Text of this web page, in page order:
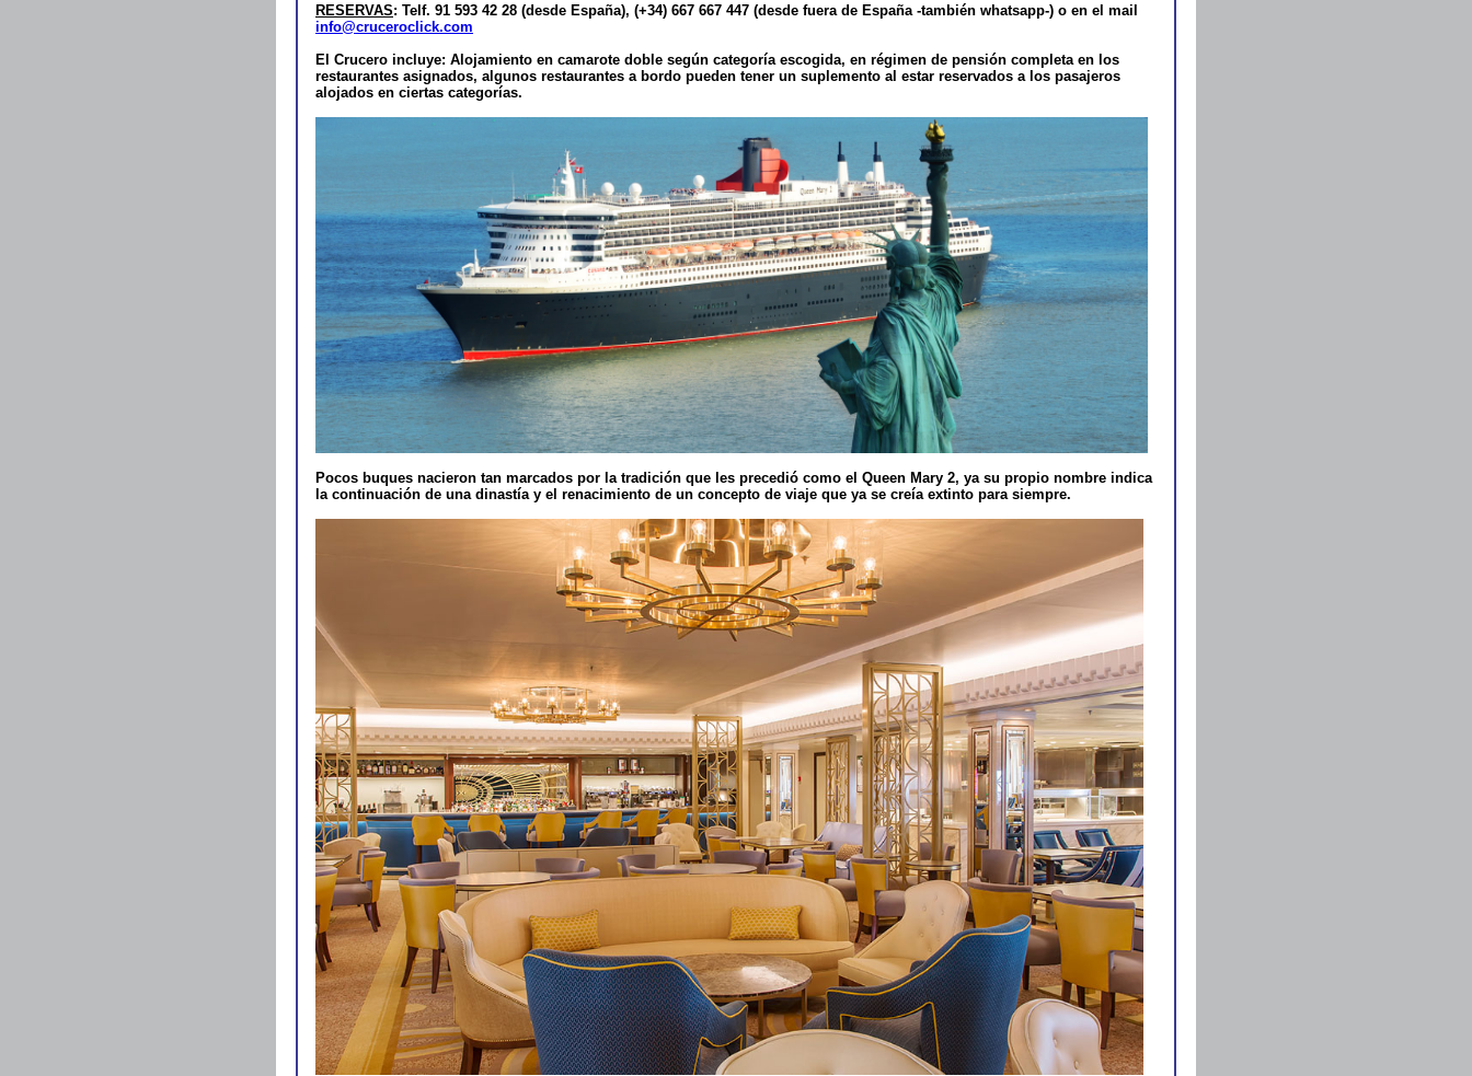
RESERVAS: Telf. 91 593 42 28 (desde España), (+34) 667 667 447 (desde fuera de España -también whatsapp-) o en el mail
info@cruceroclick.com
El Crucero incluye: Alojamiento en camarote doble según categoría escogida, en régimen de pensión completa en los
restaurantes asignados, algunos restaurantes a bordo pueden tener un suplemento al estar reservados a los pasajeros
alojados en ciertas categorías.
Pocos buques nacieron tan marcados por la tradición que les precedió como el Queen Mary 2, ya su propio nombre indica
la continuación de una dinastía y el renacimiento de un concepto de viaje que ya se creía extinto para siempre.